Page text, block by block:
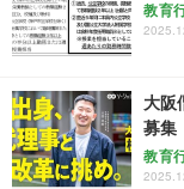
教育
大阪
募集
教育